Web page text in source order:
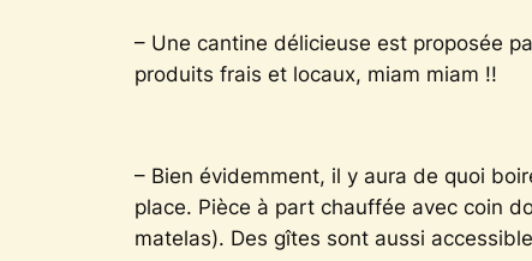
– Une cantine délicieuse est proposée
produits frais et locaux, miam miam !!
– Bien évidemment, il y aura de quoi
place. Pièce à part chauffée avec coin
matelas). Des gîtes sont aussi